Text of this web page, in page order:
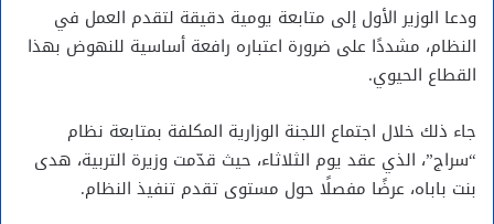
ودعا الوزير الأول إلى متابعة يومية دقيقة لتقدم العمل في
النظام، مشددًا على ضرورة اعتباره رافعة أساسية للنهوض بهذا
القطاع الحيوي.
جاء ذلك خلال اجتماع اللجنة الوزارية المكلفة بمتابعة نظام
“سراج”، الذي عقد يوم الثلاثاء، حيث قدّمت وزيرة التربية، هدى
بنت باباه، عرضًا مفصلًا حول مستوى تقدم تنفيذ النظام.